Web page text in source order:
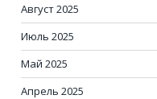
Август 2025
Июль 2025
Май 2025
Апрель 2025